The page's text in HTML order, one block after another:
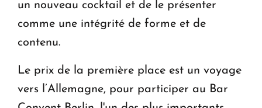
un nouveau cocktail et de le présenter
comme une intégrité de forme et de
contenu.
Le prix de la première place est un voyage
vers l’Allemagne, pour participer au Bar